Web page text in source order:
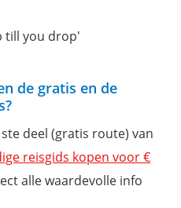
till you drop'
de gratis en de
deel (gratis route) van
reisgids kopen voor €
alle waardevolle info